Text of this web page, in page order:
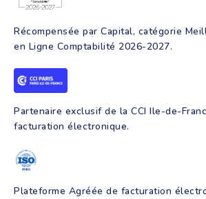
Récompensée par Capital, catégorie
en Ligne Comptabilité 2026-2027.
Partenaire exclusif de la CCI Ile-de-
facturation électronique.
Plateforme Agréée de facturation